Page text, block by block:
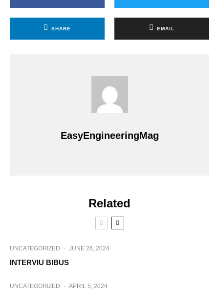
SHARE EMAIL
EasyEngineeringMag
Related
UNCATEGORIZED · JUNE 26, 2024
INTERVIU BIBUS
UNCATEGORIZED · APRIL 5, 2024